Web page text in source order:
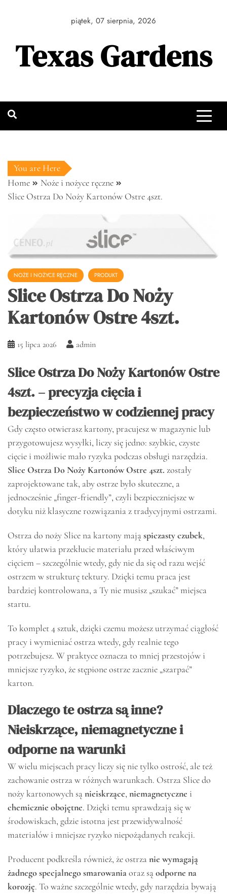
piątek, 07 sierpnia, 2026
Texas Gardens
You are Here
Home
Noże i nożyce ręczne
Slice Ostrza Do Noży Kartonów Ostre 4szt.
NOŻE I NOŻYCE RĘCZNE PRODUKT
Slice Ostrza Do Noży
Kartonów Ostre 4szt.
15 lipca 2026 admin
Slice Ostrza Do Noży Kartonów Ostre
4szt. – precyzja cięcia i
bezpieczeństwo w codziennej pracy
Gdy często otwierasz kartony, pracujesz w magazynie lub
przygotowujesz wysyłki, liczy się jedno: szybkie, czyste
cięcie i możliwie mało ryzyka podczas obsługi narzędzia.
Slice Ostrza Do Noży Kartonów Ostre 4szt. zostały
zaprojektowane tak, aby ostrze było skuteczne, a
jednocześnie „finger-friendly”, czyli bezpieczniejsze w
dotyku niż klasyczne rozwiązania z tradycyjnymi ostrzami.
Ostrza do noży Slice na kartony mająspiczasty czubek,
który ułatwia przekłucie materiału przed właściwym
cięciem – szczególnie wtedy, gdy nie da się od razu wejść
ostrzem w strukturę tektury. Dzięki temu praca jest
bardziej kontrolowana, a Ty nie musisz „szukać” miejsca
startu.
To komplet 4 sztuk, dzięki czemu możesz utrzymać ciągłość
pracy i wymieniać ostrza wtedy, gdy realnie tego
potrzebujesz. W praktyce oznacza to mniej przestojów i
mniejsze ryzyko, że stępione ostrze zacznie „szarpać”
karton.
Dlaczego te ostrza są inne?
Nieiskrzące, niemagnetyczne i
odporne na warunki
W wielu miejscach pracy liczy się nie tylko ostrość, ale też
zachowanie ostrza w różnych warunkach. Ostrza Slice do
noży kartonowych sąnieiskrzące, niemagnetyczne i
chemicznie obojętne. Dzięki temu sprawdzają się w
środowiskach, gdzie istotna jest przewidywalność
materiałów i mniejsze ryzyko niepożądanych reakcji.
Producent podkreśla również, że ostrzanie wymagają
żadnego specjalnego smarowaniaoraz sąodporne na
korozję. To ważne szczególnie wtedy, gdy narzędzia bywają